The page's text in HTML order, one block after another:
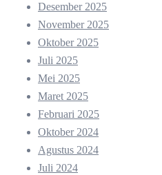
Desember 2025
November 2025
Oktober 2025
Juli 2025
Mei 2025
Maret 2025
Februari 2025
Oktober 2024
Agustus 2024
Juli 2024